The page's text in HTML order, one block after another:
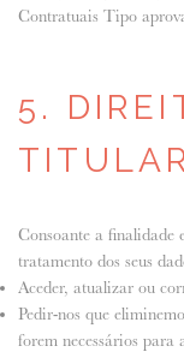
Contratuais Tipo
5.
Consoante a finalidade
tratamento dos seus
Aceder, atualizar ou
Pedir-nos que
forem necessários para